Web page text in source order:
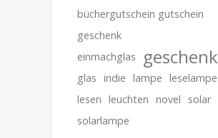
büchergutschein gutschein
geschenk
einmachglas
geschenk
glas indie lampe leselampe
lesen leuchten novel
solar
solarlampe